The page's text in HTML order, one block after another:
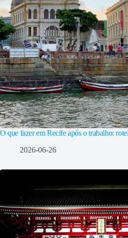
O que fazer em Recife após o trabalho:
2026-06-26